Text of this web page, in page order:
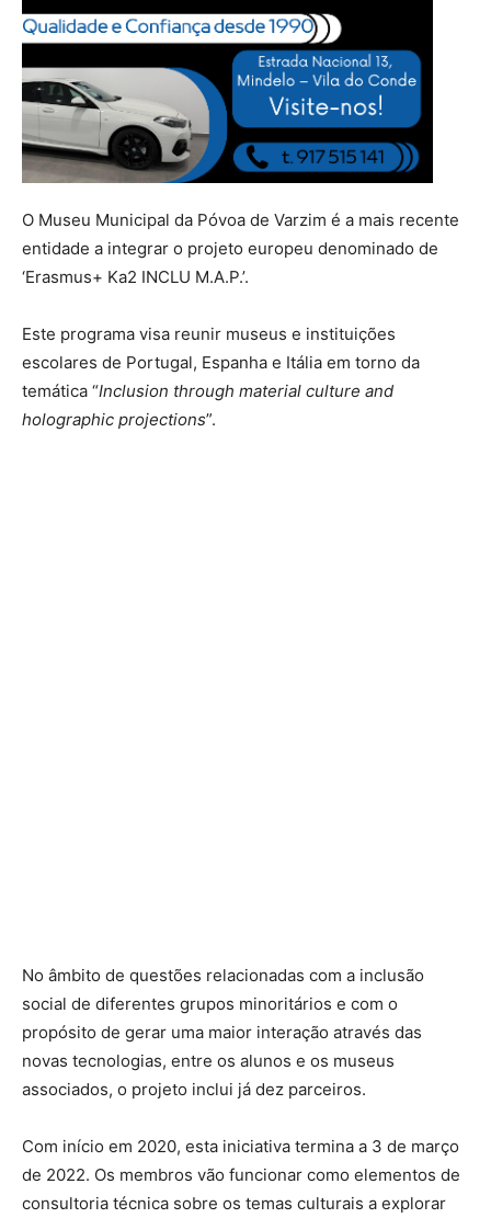
O Museu Municipal da Póvoa de Varzim é a mais recente
entidade a integrar o projeto europeu denominado de
‘Erasmus+ Ka2 INCLU M.A.P.’.
Este programa visa reunir museus e instituições
escolares de Portugal, Espanha e Itália em torno da
temática “Inclusion through material culture and
holographic projections”.
No âmbito de questões relacionadas com a inclusão
social de diferentes grupos minoritários e com o
propósito de gerar uma maior interação através das
novas tecnologias, entre os alunos e os museus
associados, o projeto inclui já dez parceiros.
Com início em 2020, esta iniciativa termina a 3 de março
de 2022. Os membros vão funcionar como elementos de
consultoria técnica sobre os temas culturais a explorar